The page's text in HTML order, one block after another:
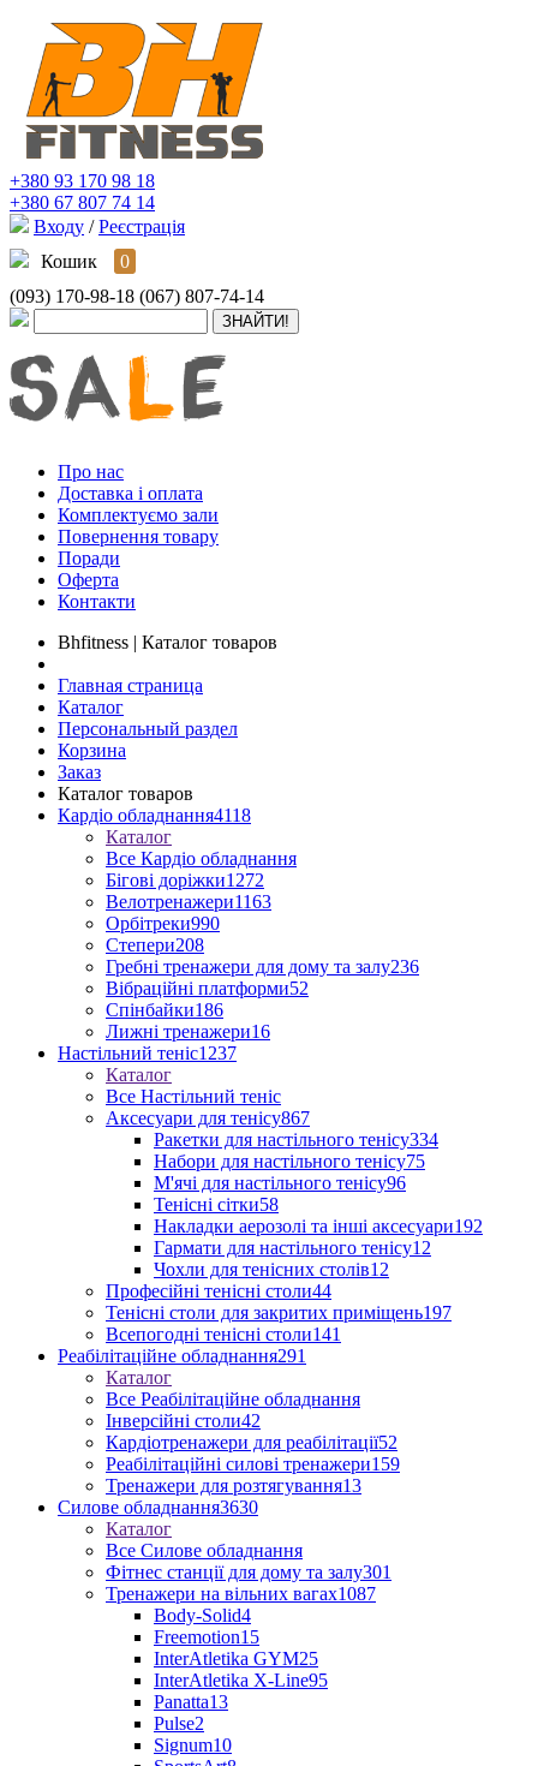
+380 93 170 98 18
+380 67 807 74 14
Входу / Реєстрація
Кошик
0
(093) 170-98-18 (067) 807-74-14
Про нас
Доставка і оплата
Комплектуємо зали
Повернення товару
Поради
Оферта
Контакти
Bhfitness | Каталог товаров
Главная страница
Каталог
Персональный раздел
Корзина
Заказ
Каталог товаров
Кардіо обладнання4118
Каталог
Все Кардіо обладнання
Бігові доріжки1272
Велотренажери1163
Орбітреки990
Степери208
Гребні тренажери для дому та залу236
Вібраційні платформи52
Спінбайки186
Лижні тренажери16
Настільний теніс1237
Каталог
Все Настільний теніс
Аксесуари для тенісу867
Ракетки для настільного тенісу334
Набори для настільного тенісу75
М'ячі для настільного тенісу96
Тенісні сітки58
Накладки аерозолі та інші аксесуари192
Гармати для настільного тенісу12
Чохли для тенісних столів12
Професійні тенісні столи44
Тенісні столи для закритих приміщень197
Всепогодні тенісні столи141
Реабілітаційне обладнання291
Каталог
Все Реабілітаційне обладнання
Інверсійні столи42
Кардіотренажери для реабілітації52
Реабілітаційні силові тренажери159
Тренажери для розтягування13
Силове обладнання3630
Каталог
Все Силове обладнання
Фітнес станції для дому та залу301
Тренажери на вільних вагах1087
Body-Solid4
Freemotion15
InterAtletika GYM25
InterAtletika X-Line95
Panatta13
Pulse2
Signum10